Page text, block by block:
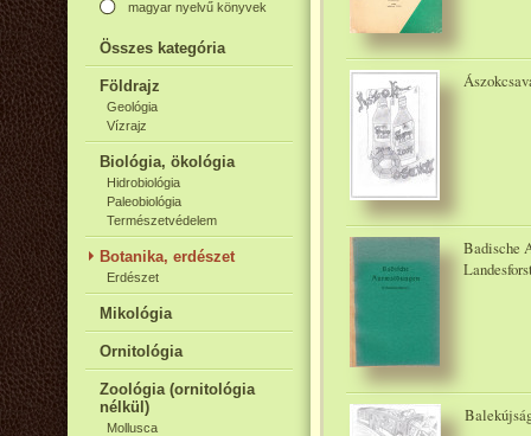
magyar nyelvű könyvek
Összes kategória
Földrajz
Geológia
Vízrajz
Biológia, ökológia
Hidrobiológia
Paleobiológia
Természetvédelem
Botanika, erdészet
Erdészet
Mikológia
Ornitológia
Zoológia (ornitológia
nélkül)
Mollusca
Badische